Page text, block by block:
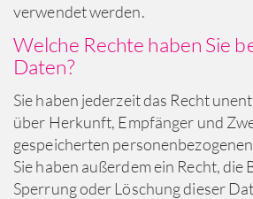
verwendet werden.
Welche Rechte haben Sie
Daten?
Sie haben jederzeit das Recht
über Herkunft, Empfänger und
gespeicherten
Sie haben außerdem ein Recht, die
Sperrung oder Löschung dieser